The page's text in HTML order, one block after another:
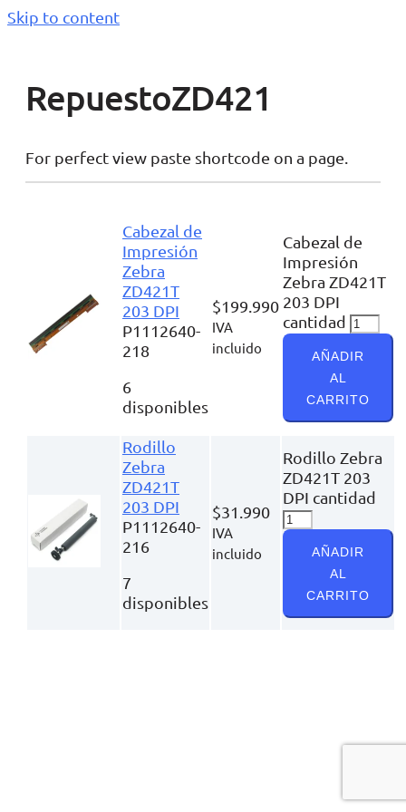
Skip to content
RepuestoZD421
For perfect view paste shortcode on a page.
Cabezal de
Impresión
Zebra
ZD421T
203 DPI
P1112640-
218
6
disponibles
$199.990
IVA
incluido
Cabezal de
Impresión
Zebra ZD421T
203 DPI
cantidad
AÑADIR
AL
CARRITO
Rodillo
Zebra
ZD421T
203 DPI
P1112640-
216
7
disponibles
$31.990
IVA
incluido
Rodillo Zebra
ZD421T 203
DPI cantidad
AÑADIR
AL
CARRITO